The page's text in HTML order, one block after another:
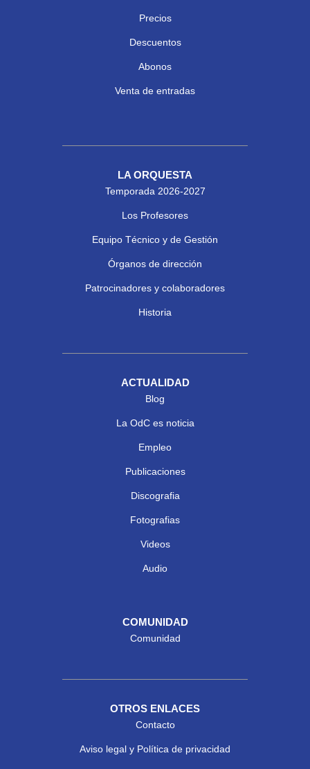
Precios
Descuentos
Abonos
Venta de entradas
LA ORQUESTA
Temporada 2026-2027
Los Profesores
Equipo Técnico y de Gestión
Órganos de dirección
Patrocinadores y colaboradores
Historia
ACTUALIDAD
Blog
La OdC es noticia
Empleo
Publicaciones
Discografia
Fotografias
Videos
Audio
COMUNIDAD
Comunidad
OTROS ENLACES
Contacto
Aviso legal y Política de privacidad